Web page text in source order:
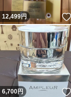
12,499円
6,700円